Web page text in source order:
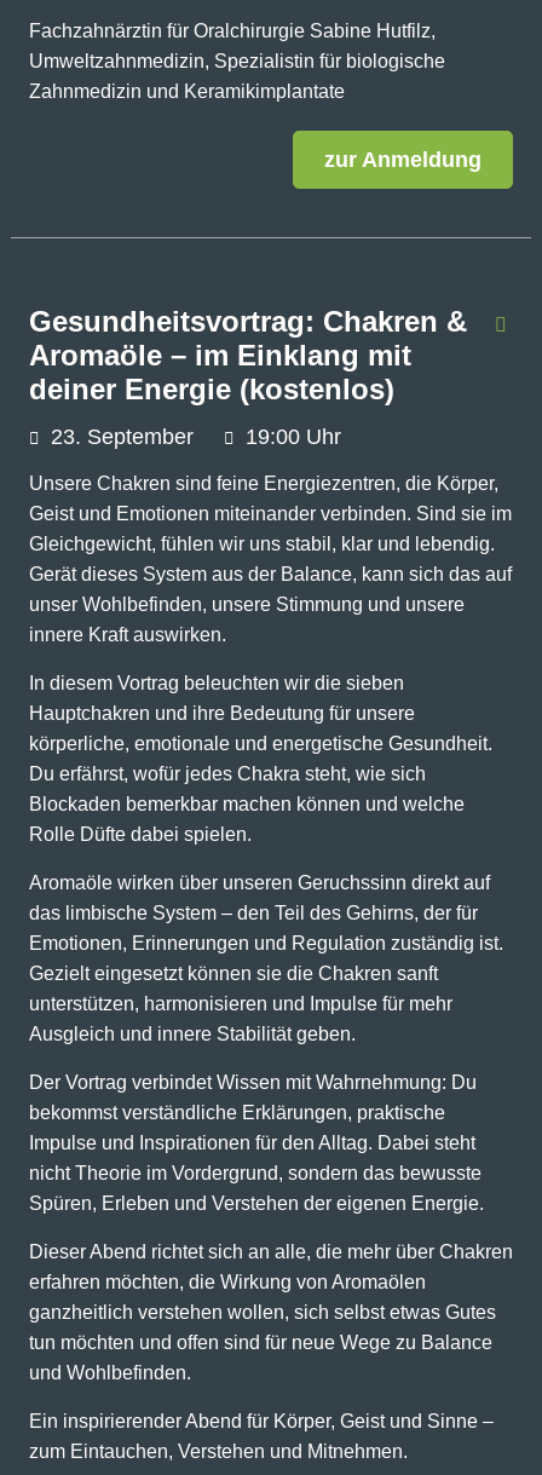
Fachzahnärztin für Oralchirurgie Sabine Hutfilz,
Umweltzahnmedizin, Spezialistin für biologische
Zahnmedizin und Keramikimplantate
zur Anmeldung
Gesundheitsvortrag: Chakren &
Aromaöle – im Einklang mit
deiner Energie (kostenlos)
23. September 19:00 Uhr
Unsere Chakren sind feine Energiezentren, die Körper,
Geist und Emotionen miteinander verbinden. Sind sie im
Gleichgewicht, fühlen wir uns stabil, klar und lebendig.
Gerät dieses System aus der Balance, kann sich das auf
unser Wohlbefinden, unsere Stimmung und unsere
innere Kraft auswirken.
In diesem Vortrag beleuchten wir die sieben
Hauptchakren und ihre Bedeutung für unsere
körperliche, emotionale und energetische Gesundheit.
Du erfährst, wofür jedes Chakra steht, wie sich
Blockaden bemerkbar machen können und welche
Rolle Düfte dabei spielen.
Aromaöle wirken über unseren Geruchssinn direkt auf
das limbische System – den Teil des Gehirns, der für
Emotionen, Erinnerungen und Regulation zuständig ist.
Gezielt eingesetzt können sie die Chakren sanft
unterstützen, harmonisieren und Impulse für mehr
Ausgleich und innere Stabilität geben.
Der Vortrag verbindet Wissen mit Wahrnehmung: Du
bekommst verständliche Erklärungen, praktische
Impulse und Inspirationen für den Alltag. Dabei steht
nicht Theorie im Vordergrund, sondern das bewusste
Spüren, Erleben und Verstehen der eigenen Energie.
Dieser Abend richtet sich an alle, die mehr über Chakren
erfahren möchten, die Wirkung von Aromaölen
ganzheitlich verstehen wollen, sich selbst etwas Gutes
tun möchten und offen sind für neue Wege zu Balance
und Wohlbefinden.
Ein inspirierender Abend für Körper, Geist und Sinne –
zum Eintauchen, Verstehen und Mitnehmen.